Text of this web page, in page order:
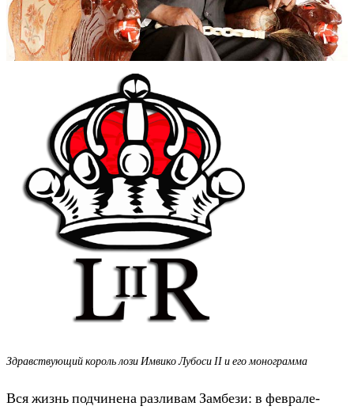
Здравствующий король лози Имвико Лубоси II и его монограмма
Вся жизнь подчинена разливам Замбези: в феврале-